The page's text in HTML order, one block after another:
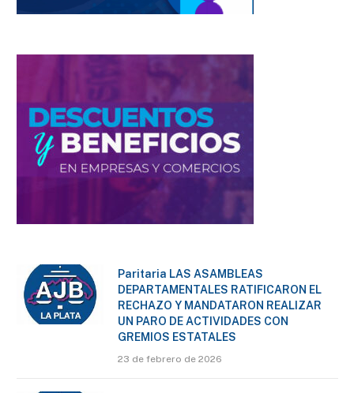
Paritaria LAS ASAMBLEAS
DEPARTAMENTALES RATIFICARON EL
RECHAZO Y MANDATARON REALIZAR
UN PARO DE ACTIVIDADES CON
GREMIOS ESTATALES
23 de febrero de 2026